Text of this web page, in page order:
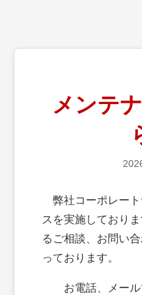
メンテ
弊社コーポレート
スを実施しており
るご相談、お問い
っております。
お電話、メー